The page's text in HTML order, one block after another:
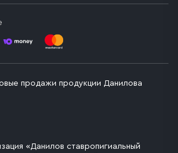
продажи продукции Данилова
«Данилов ставропигиальный